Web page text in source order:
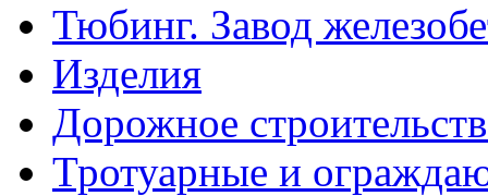
Тюбинг. Завод
Изделия
Дорожное
Тротуарные и